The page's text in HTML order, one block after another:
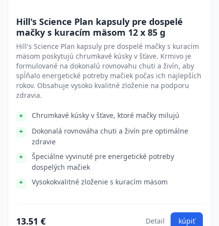
Hill's Science Plan kapsuly pre dospelé
mačky s kuracím mäsom 12 x 85 g
Hill's Science Plan kapsuly pre dospelé mačky s kuracím
mäsom poskytujú chrumkavé kúsky v šťave. Krmivo je
formulované na dokonalú rovnovahu chuti a živín, aby
spĺňalo energetické potreby mačiek počas ich najlepších
rokov. Obsahuje vysoko kvalitné zloženie na podporu
zdravia.
Chrumkavé kúsky v šťave, ktoré mačky milujú
Dokonalá rovnováha chuti a živín pre optimálne
zdravie
Špeciálne vyvinuté pre energetické potreby
dospelých mačiek
Vysokokvalitné zloženie s kuracím mäsom
13.51 € Detail kúpiť